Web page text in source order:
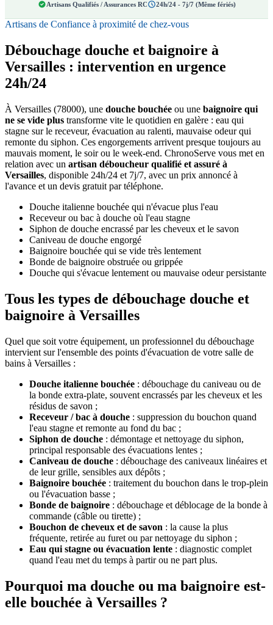
Artisans Qualifiés / Assurances RC 24h/24 - 7j/7 (Même fériés)
Artisans de Confiance à proximité de chez-vous
Débouchage douche et baignoire à
Versailles : intervention en urgence
24h/24
À Versailles (78000), une douche bouchée ou une baignoire qui
ne se vide plus transforme vite le quotidien en galère : eau qui
stagne sur le receveur, évacuation au ralenti, mauvaise odeur qui
remonte du siphon. Ces engorgements arrivent presque toujours au
mauvais moment, le soir ou le week-end. ChronoServe vous met en
relation avec un artisan déboucheur qualifié et assuré à
Versailles, disponible 24h/24 et 7j/7, avec un prix annoncé à
l'avance et un devis gratuit par téléphone.
Douche italienne bouchée qui n'évacue plus l'eau
Receveur ou bac à douche où l'eau stagne
Siphon de douche encrassé par les cheveux et le savon
Caniveau de douche engorgé
Baignoire bouchée qui se vide très lentement
Bonde de baignoire obstruée ou grippée
Douche qui s'évacue lentement ou mauvaise odeur persistante
Tous les types de débouchage douche et
baignoire à Versailles
Quel que soit votre équipement, un professionnel du débouchage
intervient sur l'ensemble des points d'évacuation de votre salle de
bains à Versailles :
Douche italienne bouchée : débouchage du caniveau ou de
la bonde extra-plate, souvent encrassés par les cheveux et les
résidus de savon ;
Receveur / bac à douche : suppression du bouchon quand
l'eau stagne et remonte au fond du bac ;
Siphon de douche : démontage et nettoyage du siphon,
principal responsable des évacuations lentes ;
Caniveau de douche : débouchage des caniveaux linéaires et
de leur grille, sensibles aux dépôts ;
Baignoire bouchée : traitement du bouchon dans le trop-plein
ou l'évacuation basse ;
Bonde de baignoire : débouchage et déblocage de la bonde à
commande (câble ou tirette) ;
Bouchon de cheveux et de savon : la cause la plus
fréquente, retirée au furet ou par nettoyage du siphon ;
Eau qui stagne ou évacuation lente : diagnostic complet
quand l'eau met du temps à partir ou ne part plus.
Pourquoi ma douche ou ma baignoire est-
elle bouchée à Versailles ?